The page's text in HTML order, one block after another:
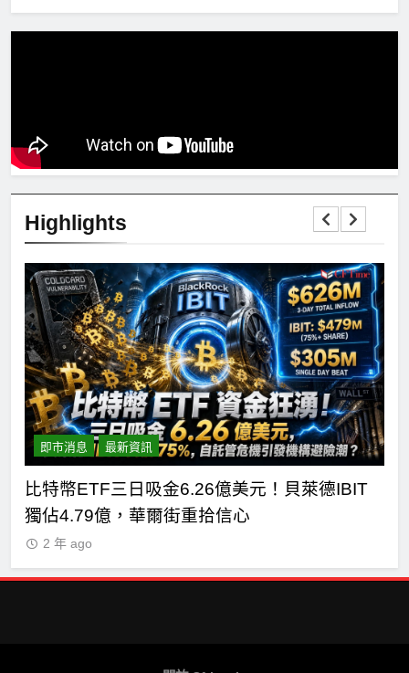
Highlights
即市消息 最新資訊
比特幣ETF三日吸金6.26億美元！貝萊德IBIT
獨佔4.79億，華爾街重拾信心
2 年 ago